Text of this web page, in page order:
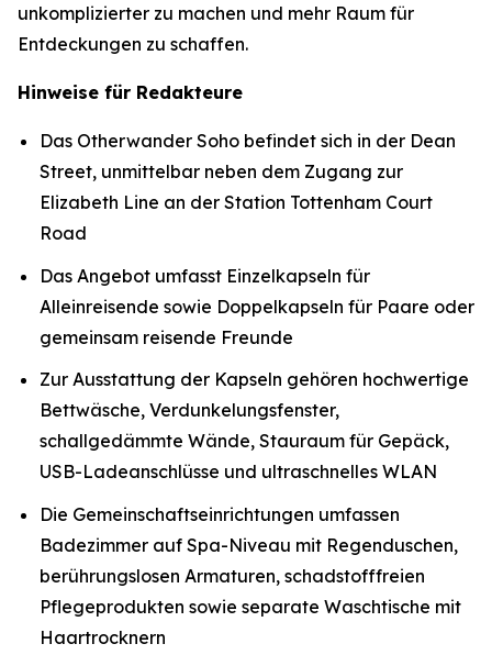
unkomplizierter zu machen und mehr Raum für
Entdeckungen zu schaffen.
Hinweise für Redakteure
Das Otherwander Soho befindet sich in der Dean
Street, unmittelbar neben dem Zugang zur
Elizabeth Line an der Station Tottenham Court
Road
Das Angebot umfasst Einzelkapseln für
Alleinreisende sowie Doppelkapseln für Paare oder
gemeinsam reisende Freunde
Zur Ausstattung der Kapseln gehören hochwertige
Bettwäsche, Verdunkelungsfenster,
schallgedämmte Wände, Stauraum für Gepäck,
USB-Ladeanschlüsse und ultraschnelles WLAN
Die Gemeinschaftseinrichtungen umfassen
Badezimmer auf Spa-Niveau mit Regenduschen,
berührungslosen Armaturen, schadstofffreien
Pflegeprodukten sowie separate Waschtische mit
Haartrocknern